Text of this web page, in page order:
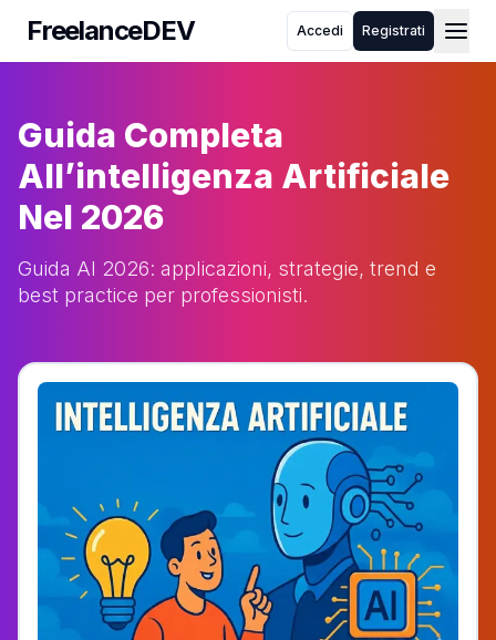
FreelanceDEV
FreelanceDEV
Accedi Registrati
Blog
FAQ
Toggle theme
Guida Completa
All’intelligenza Artificiale
Nel 2026
Guida AI 2026: applicazioni, strategie, trend e
best practice per professionisti.